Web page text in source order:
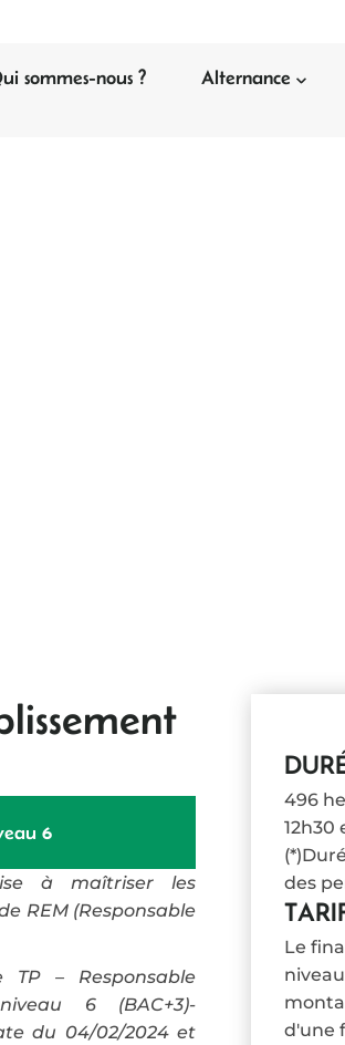
sommes-nous ? Alternance
6
à maîtriser les
REM (Responsable
– Responsable
6 (BAC+3)-
du 04/02/2024 et
496
12h30
des
Le
d'une